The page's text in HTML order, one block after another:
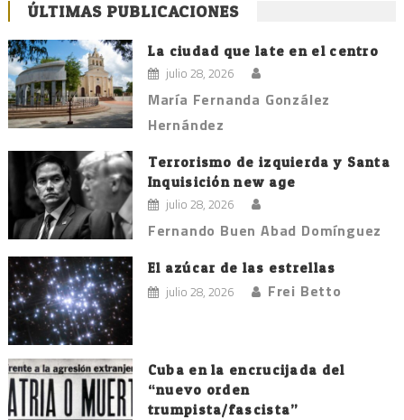
ÚLTIMAS PUBLICACIONES
La ciudad que late en el centro
julio 28, 2026
María Fernanda González
Hernández
Terrorismo de izquierda y Santa
Inquisición new age
julio 28, 2026
Fernando Buen Abad Domínguez
El azúcar de las estrellas
julio 28, 2026 Frei Betto
Cuba en la encrucijada del
“nuevo orden
trumpista/fascista”